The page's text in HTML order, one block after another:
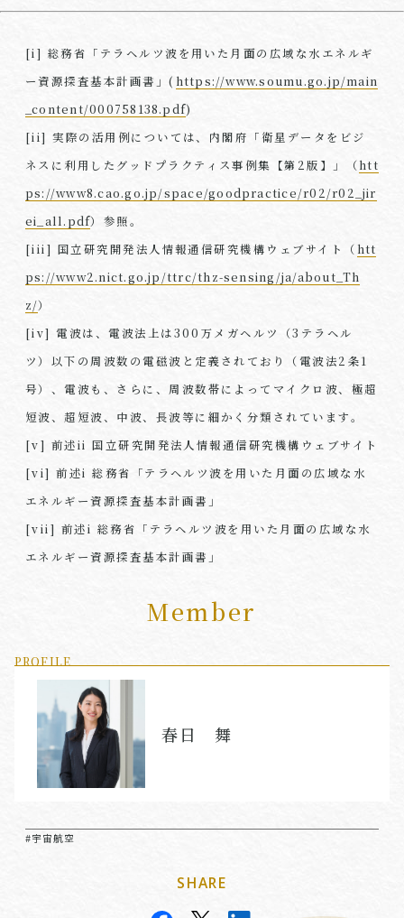
[i] 総務省「テラヘルツ波を用いた月面の広域な水エネルギ
ー資源探査基本計画書」( https://www.soumu.go.jp/main
_content/000758138.pdf)
[ii] 実際の活用例については、内閣府「衛星データをビジ
ネスに利用したグッドプラクティス事例集【第2版】」（htt
ps://www8.cao.go.jp/space/goodpractice/r02/r02_jir
ei_all.pdf）参照。
[iii] 国立研究開発法人情報通信研究機構ウェブサイト（ htt
ps://www2.nict.go.jp/ttrc/thz-sensing/ja/about_Th
z/）
[iv] 電波は、電波法上は300万メガヘルツ（3テラヘル
ツ）以下の周波数の電磁波と定義されており（電波法2条1
号）、電波も、さらに、周波数帯によってマイクロ波、極超
短波、超短波、中波、長波等に細かく分類されています。
[v] 前述ii 国立研究開発法人情報通信研究機構ウェブサイト
[vi] 前述i 総務省「テラヘルツ波を用いた月面の広域な水
エネルギー資源探査基本計画書」
[vii] 前述i 総務省「テラヘルツ波を用いた月面の広域な水
エネルギー資源探査基本計画書」
Member
PROFILE
春日 舞
#宇宙航空
SHARE